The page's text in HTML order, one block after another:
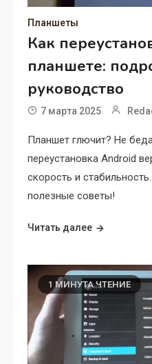
Планшеты
Как
планшете:
руководство
7 марта 2025
Планшет глючит? Не
переустановка Android
скорость и
полезные советы!
Читать далее
1 МИНУТА ЧТЕНИЕ